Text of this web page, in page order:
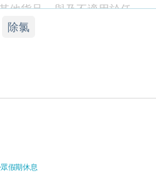
他貨品，與及不適用於任
區 (例如: 禁區) 、離島、
涌市鎮除外)等地區及某
除氯
假期休息